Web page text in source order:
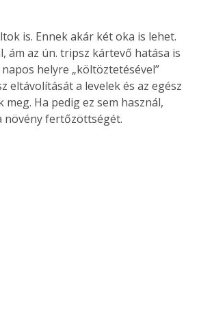
is. Ennek akár két oka is lehet.
ám az ún. tripsz kártevő hatása is
helyre „költöztetésével”
eltávolítását a levelek és az egész
Ha pedig ez sem használ,
növény fertőzöttségét.